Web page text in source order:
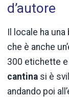
d’autore
Il locale ha una
che è anche
300 etichette
cantina si è
andando poi